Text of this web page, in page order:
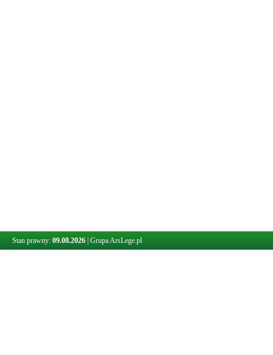
Stan prawny: 09.08.2026 Grupa ArsLege.pl